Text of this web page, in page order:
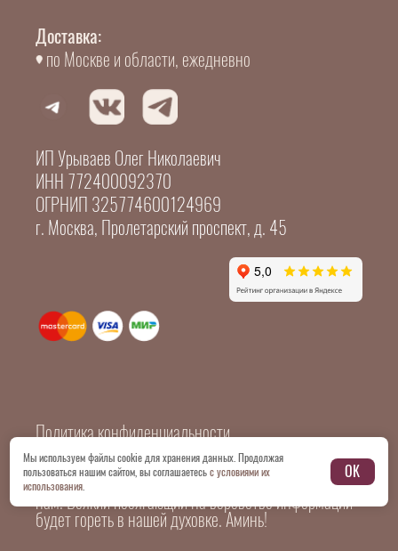
Доставка:
по Москве и области, ежедневно
ИП Урываев Олег Николаевич
ИНН 772400092370
ОГРНИП 325774600124969
г. Москва, Пролетарский проспект, д. 45
Политика конфиденциальности
© 2026 Все картинки и копирайтинг принадлежат
нам. Всякий посягающий на воровство информации
будет гореть в нашей духовке. Аминь!
Мы используем файлы cookie для хранения данных. Продолжая
пользоваться нашим сайтом, вы соглашаетесьс условиями их
использования
OK